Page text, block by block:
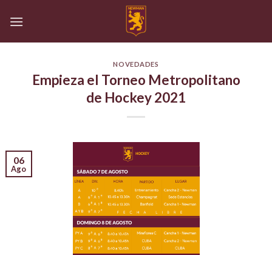
NOVEDADES
Empieza el Torneo Metropolitano
de Hockey 2021
06
Ago